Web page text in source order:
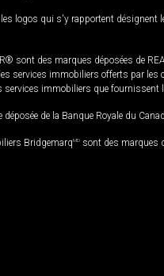
logos qui s'y rapportent désignent
sont des marques déposées de
services immobiliers offerts par
services immobiliers que fournissent
déposée de la Banque Royale du
BridgemarqMD sont des marques